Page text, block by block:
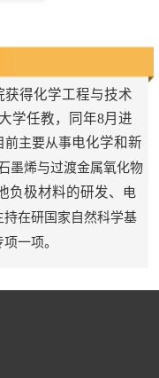
获得化学工程与技术
学任教，同年8月进
前主要从事电化学和新
墨烯与过渡金属氧化物
负极材料的研发、 电
在研国家自然科学基
一项。